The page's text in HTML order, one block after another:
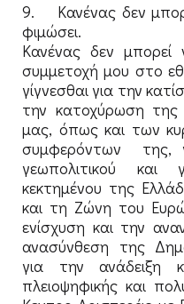
9. Κανένας δεν
φιμώσει.
Κανένας δεν μπορεί
συμμετοχή μου στο
γίγνεσθαι για την
την κατοχύρωση
μας, όπως και των
συμφερόντων της,
γεωπολιτικού και
κεκτημένου της
και τη Ζώνη του
ενίσχυση και την
ανασύνθεση της
για την ανάδειξη
πλειοψηφικής και